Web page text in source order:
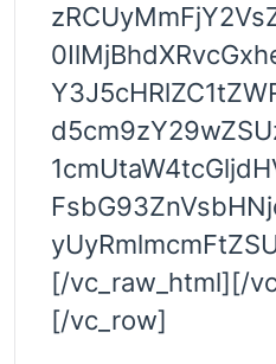
[/vc_raw_html][/
[/vc_row]